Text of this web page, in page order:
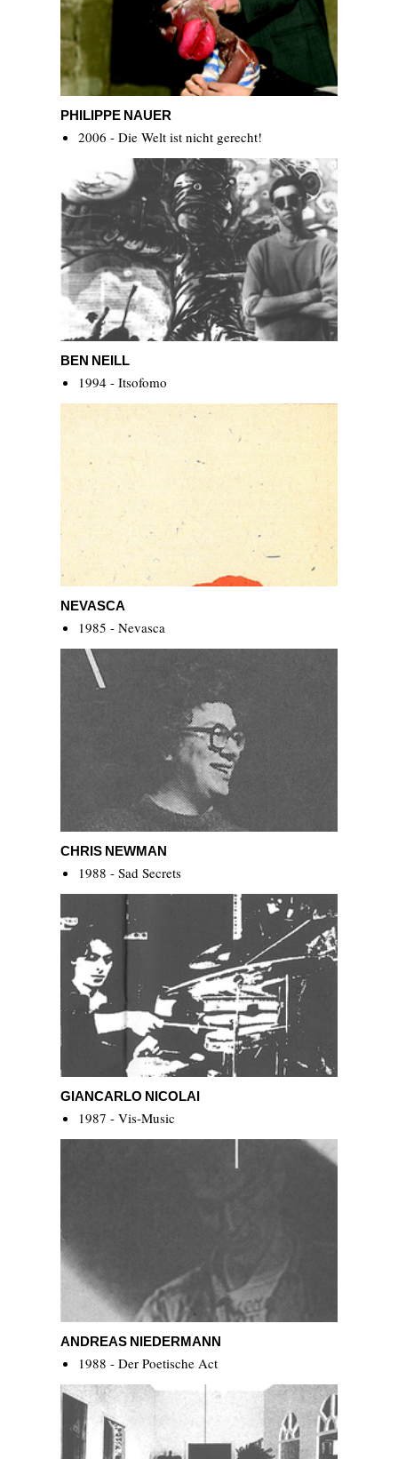
PHILIPPE NAUER
2006 - Die Welt ist nicht gerecht!
BEN NEILL
1994 - Itsofomo
NEVASCA
1985 - Nevasca
CHRIS NEWMAN
1988 - Sad Secrets
GIANCARLO NICOLAI
1987 - Vis-Music
ANDREAS NIEDERMANN
1988 - Der Poetische Act